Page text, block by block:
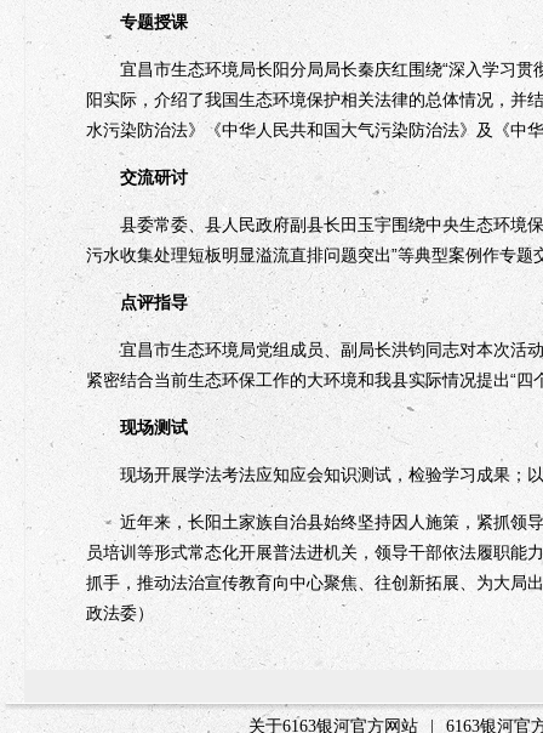
专题授课
宜昌市生态环境局长阳分局局长秦庆红围绕“深入学习贯
阳实际，介绍了我国生态环境保护相关法律的总体情况，并
水污染防治法》《中华人民共和国大气污染防治法》及《中
交流研讨
县委常委、县人民政府副县长田玉宇围绕中央生态环境保
污水收集处理短板明显溢流直排问题突出”等典型案例作专题
点评指导
宜昌市生态环境局党组成员、副局长洪钧同志对本次活动
紧密结合当前生态环保工作的大环境和我县实际情况提出“四
现场测试
现场开展学法考法应知应会知识测试，检验学习成果；
近年来，长阳土家族自治县始终坚持因人施策，紧抓领导
员培训等形式常态化开展普法进机关，领导干部依法履职能
抓手，推动法治宣传教育向中心聚焦、往创新拓展、为大局
政法委）
关于6163银河官方网站 6163银河官